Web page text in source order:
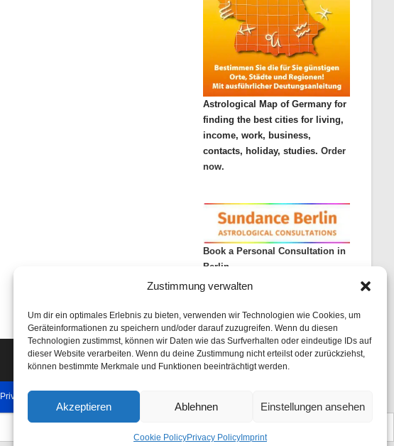
Zustimmung verwalten
Um dir ein optimales Erlebnis zu bieten, verwenden wir Technologien wie Cookies, um
Geräteinformationen zu speichern und/oder darauf zuzugreifen. Wenn du diesen
Technologien zustimmst, können wir Daten wie das Surfverhalten oder eindeutige IDs auf
dieser Website verarbeiten. Wenn du deine Zustimmung nicht erteilst oder zurückziehst,
können bestimmte Merkmale und Funktionen beeinträchtigt werden.
Akzeptieren Ablehnen Einstellungen ansehen
Cookie PolicyPrivacy PolicyImprint
Astrological Map of Germany for
finding the best cities for living,
income, work, business,
contacts, holiday, studies. Order
now.
Book a Personal Consultation in
Berlin
Privacy Policy List of articles